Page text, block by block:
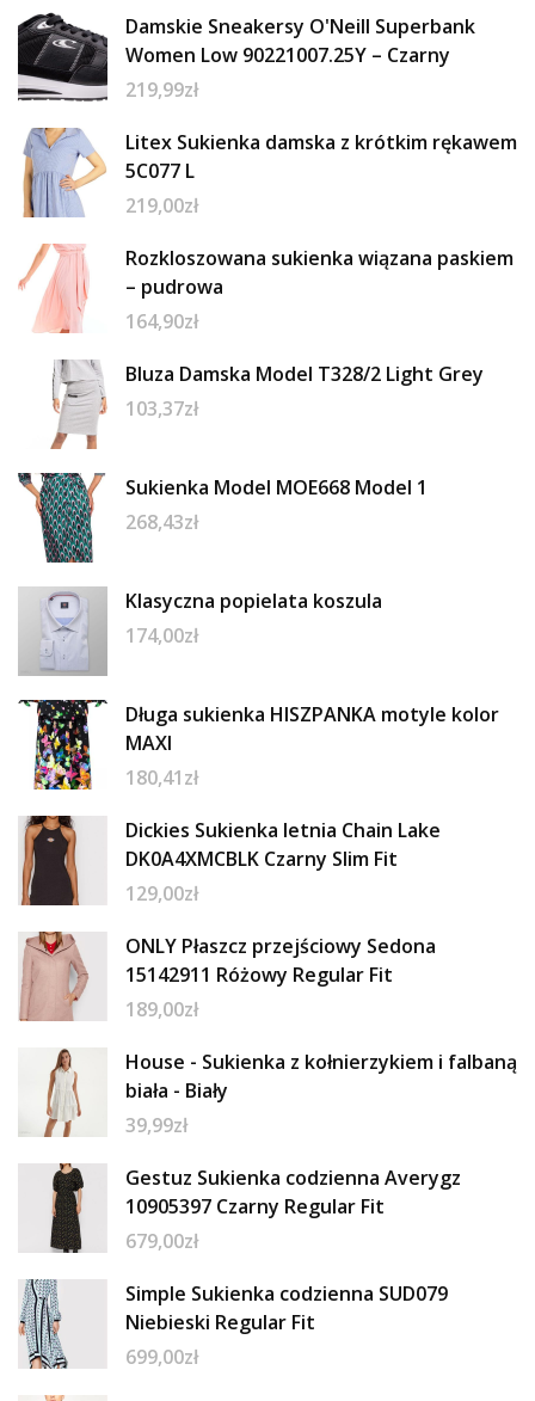
Damskie Sneakersy O'Neill Superbank
Women Low 90221007.25Y – Czarny
219,99zł
Litex Sukienka damska z krótkim rękawem
5C077 L
219,00zł
Rozkloszowana sukienka wiązana paskiem
– pudrowa
164,90zł
Bluza Damska Model T328/2 Light Grey
103,37zł
Sukienka Model MOE668 Model 1
268,43zł
Klasyczna popielata koszula
174,00zł
Długa sukienka HISZPANKA motyle kolor
MAXI
180,41zł
Dickies Sukienka letnia Chain Lake
DK0A4XMCBLK Czarny Slim Fit
129,00zł
ONLY Płaszcz przejściowy Sedona
15142911 Różowy Regular Fit
189,00zł
House - Sukienka z kołnierzykiem i falbaną
biała - Biały
39,99zł
Gestuz Sukienka codzienna Averygz
10905397 Czarny Regular Fit
679,00zł
Simple Sukienka codzienna SUD079
Niebieski Regular Fit
699,00zł